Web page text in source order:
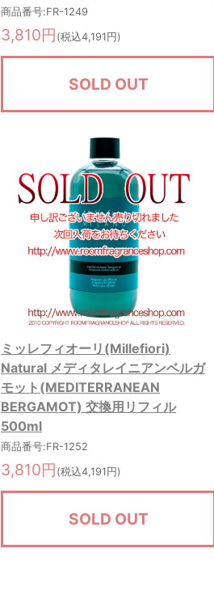
商品番号:FR-1249
3,810円 (税込4,191円)
SOLD OUT
ミッレフィオーリ(Millefiori)
Natural メディタレイニアンベルガ
モット(MEDITERRANEAN
BERGAMOT) 交換用リフィル
500ml
商品番号:FR-1252
3,810円 (税込4,191円)
SOLD OUT